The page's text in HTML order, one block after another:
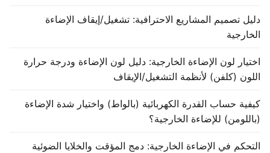
دليل تصميم المشاريع الاحترافية: تشغيل/إيقاف الإضاءة
الخارجية
اختيار لون الإضاءة الخارجية: دليل لون الإضاءة ودرجة حرارة
اللون (كلفن) لأنظمة التشغيل/الإيقاف
كيفية حساب القدرة الكهربائية (بالواط) واختيار شدة الإضاءة
(باللومن) للإضاءة الخارجية؟
التحكم في الإضاءة الخارجية: دمج المؤقت والخلايا الضوئية